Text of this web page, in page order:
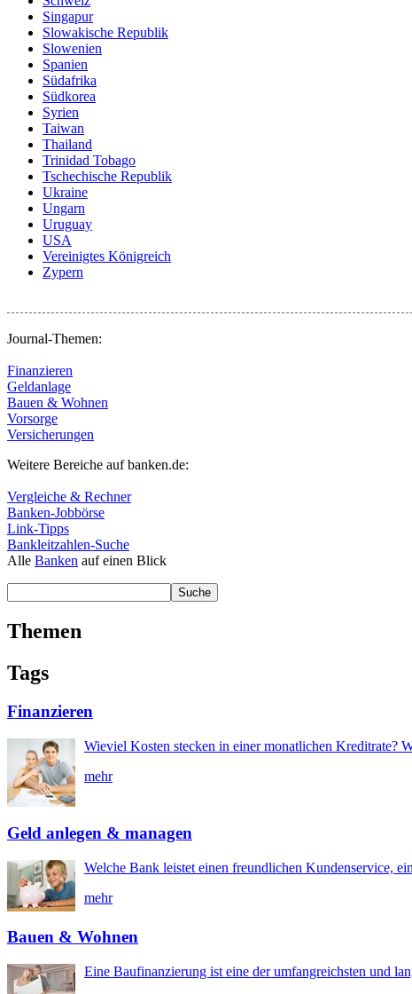
Singapur
Slowakische Republik
Slowenien
Spanien
Südafrika
Südkorea
Syrien
Taiwan
Thailand
Trinidad Tobago
Tschechische Republik
Ukraine
Ungarn
Uruguay
USA
Vereinigtes Königreich
Zypern
Journal-Themen:
Finanzieren
Geldanlage
Bauen & Wohnen
Vorsorge
Versicherungen
Weitere Bereiche auf banken.de:
Vergleiche & Rechner
Banken-Jobbörse
Link-Tipps
Bankleitzahlen-Suche
Alle Banken auf einen Blick
Themen
Tags
Finanzieren
Wieviel Kosten stecken in einer monatlichen Kreditrate?
mehr
Geld anlegen & managen
Welche Bank leistet einen freundlichen Kundenservice,
mehr
Bauen & Wohnen
Eine Baufinanzierung ist eine der umfangreichsten und